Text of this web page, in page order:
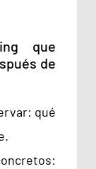
que
de
qué